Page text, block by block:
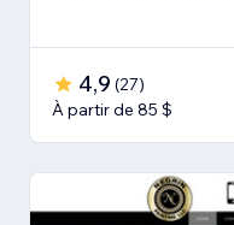
4,9 (27)
À partir de 85 $